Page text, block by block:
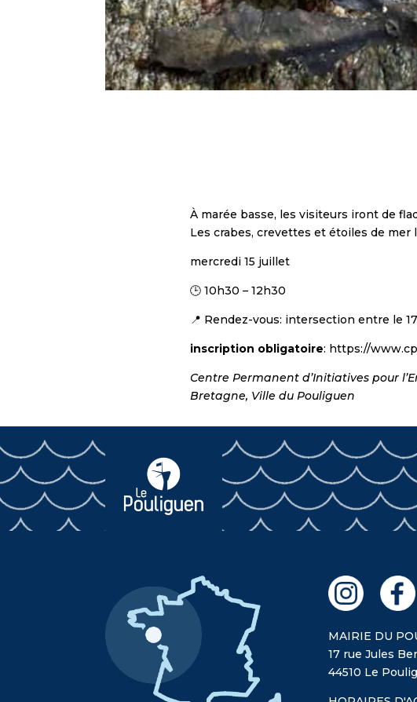
À marée basse, les visiteurs iront de
Les crabes, crevettes et étoiles de mer
mercredi 15 juillet
🕒 10h30 – 12h30
📍 Rendez-vous: intersection entre le
inscription obligatoire: https://
Centre Permanent d’Initiatives pour
Bretagne, Ville du Pouliguen
MAIRIE DU
17 rue Jules
44510 Le